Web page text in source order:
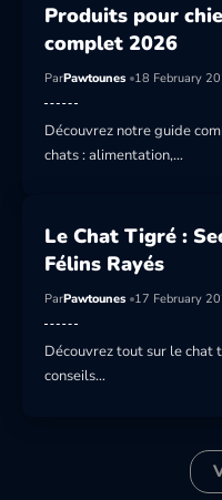
Produits pour
complet 2026
ParPawtounes 18 February
Découvrez notre guide
chats : alimentation,…
Le Chat Tigré :
Félins Rayés
ParPawtounes 17 February
Découvrez tout sur le chat
conseils…